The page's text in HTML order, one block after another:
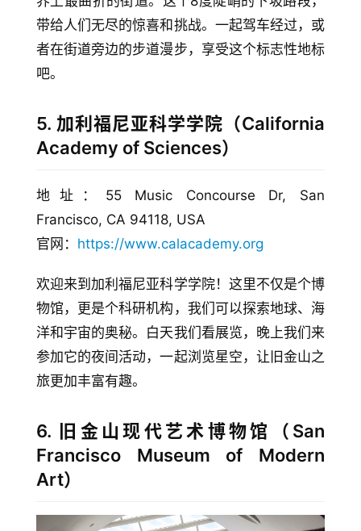
带给人们无尽的惊喜和挑战。一起驾车经过，或
者在街道旁边的步道漫步，享受这个标志性地标
吧。
5. 加利福尼亚科学学院（California
Academy of Sciences）
地址：55 Music Concourse Dr, San
Francisco, CA 94118, USA
官网： https://www.calacademy.org
欢迎来到加利福尼亚科学学院！这里不仅是个博
物馆，更是个科研机构，我们可以探索地球、海
洋和宇宙的奥秘。白天我们看展览，晚上我们来
参加它的夜间活动，一起浏览星空，让旧金山之
旅更加丰富有趣。
6. 旧金山现代艺术博物馆（San
Francisco Museum of Modern
Art）